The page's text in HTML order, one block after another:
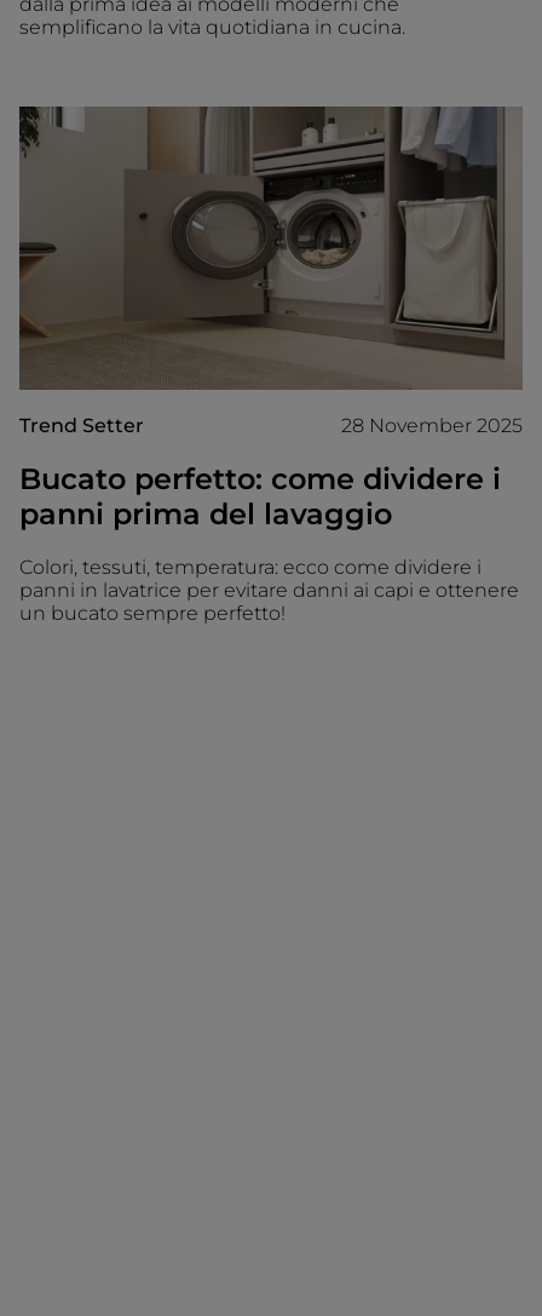
dalla prima idea ai modelli moderni che
semplificano la vita quotidiana in cucina.
Trend Setter 28 November 2025
Bucato perfetto: come dividere i
panni prima del lavaggio
Colori, tessuti, temperatura: ecco come dividere i
panni in lavatrice per evitare danni ai capi e ottenere
un bucato sempre perfetto!